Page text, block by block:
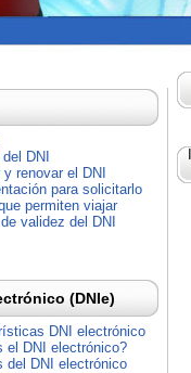
DNI
renovar el DNI
para solicitarlo
permiten viajar
validez del DNI
(DNIe)
DNI electrónico
el DNI electrónico?
del DNI electrónico